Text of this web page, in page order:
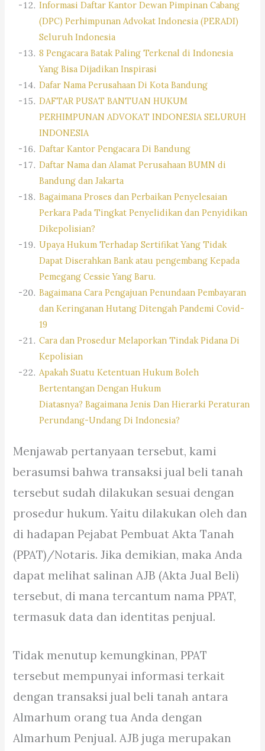
Informasi Daftar Kantor Dewan Pimpinan Cabang
(DPC) Perhimpunan Advokat Indonesia (PERADI)
Seluruh Indonesia
8 Pengacara Batak Paling Terkenal di Indonesia
Yang Bisa Dijadikan Inspirasi
Dafar Nama Perusahaan Di Kota Bandung
DAFTAR PUSAT BANTUAN HUKUM
PERHIMPUNAN ADVOKAT INDONESIA SELURUH
INDONESIA
Daftar Kantor Pengacara Di Bandung
Daftar Nama dan Alamat Perusahaan BUMN di
Bandung dan Jakarta
Bagaimana Proses dan Perbaikan Penyelesaian
Perkara Pada Tingkat Penyelidikan dan Penyidikan
Dikepolisian?
Upaya Hukum Terhadap Sertifikat Yang Tidak
Dapat Diserahkan Bank atau pengembang Kepada
Pemegang Cessie Yang Baru.
Bagaimana Cara Pengajuan Penundaan Pembayaran
dan Keringanan Hutang Ditengah Pandemi Covid-
19
Cara dan Prosedur Melaporkan Tindak Pidana Di
Kepolisian
Apakah Suatu Ketentuan Hukum Boleh
Bertentangan Dengan Hukum
Diatasnya? Bagaimana Jenis Dan Hierarki Peraturan
Perundang-Undang Di Indonesia?
Menjawab pertanyaan tersebut, kami
berasumsi bahwa transaksi jual beli tanah
tersebut sudah dilakukan sesuai dengan
prosedur hukum. Yaitu dilakukan oleh dan
di hadapan Pejabat Pembuat Akta Tanah
(PPAT)/Notaris. Jika demikian, maka Anda
dapat melihat salinan AJB (Akta Jual Beli)
tersebut, di mana tercantum nama PPAT,
termasuk data dan identitas penjual.
Tidak menutup kemungkinan, PPAT
tersebut mempunyai informasi terkait
dengan transaksi jual beli tanah antara
Almarhum orang tua Anda dengan
Almarhum Penjual. AJB juga merupakan